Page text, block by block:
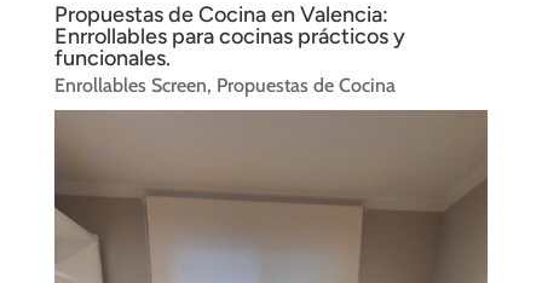
Propuestas de Cocina en Valencia:
Enrrollables para cocinas prácticos y
funcionales.
Enrollables Screen, Propuestas de Cocina